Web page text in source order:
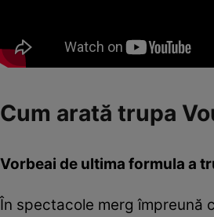
Cum arată trupa
Vorbeai de ultima formula a
În spectacole merg împreună